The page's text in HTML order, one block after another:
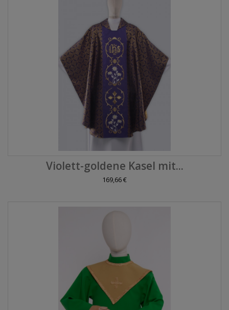
Violett-goldene Kasel mit...
169,66 €